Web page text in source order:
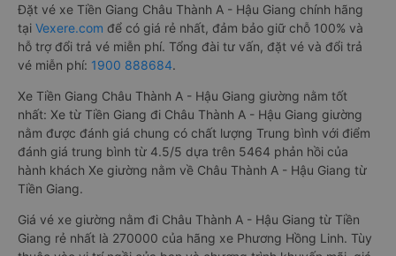
Đặt vé xe Tiền Giang Châu Thành A - Hậu Giang chính hãng
tại Vexere.com để có giá rẻ nhất, đảm bảo giữ chỗ 100% và
hỗ trợ đổi trả vé miễn phí. Tổng đài tư vấn, đặt vé và đổi trả
vé miễn phí: 1900 888684.
Xe Tiền Giang Châu Thành A - Hậu Giang giường nằm tốt
nhất: Xe từ Tiền Giang đi Châu Thành A - Hậu Giang giường
nằm được đánh giá chung có chất lượng Trung bình với điểm
đánh giá trung bình từ 4.5/5 dựa trên 5464 phản hồi của
hành khách Xe giường nằm về Châu Thành A - Hậu Giang từ
Tiền Giang.
Giá vé xe giường nằm đi Châu Thành A - Hậu Giang từ Tiền
Giang rẻ nhất là 270000 của hãng xe Phương Hồng Linh. Tùy